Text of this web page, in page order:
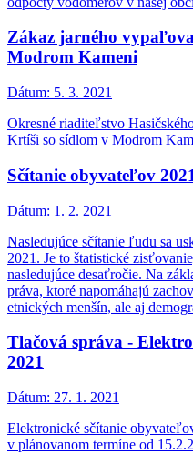
Zákaz jarného
Modrom Kameni
Dátum: 5. 3. 2021
Okresné riaditeľstvo
Krtíši so sídlom v Modrom
Sčítanie obyvateľov 2021
Dátum: 1. 2. 2021
Nasledujúce sčítanie ľudu sa
2021. Je to štatistické
nasledujúce desaťročie. Na
práva, ktoré napomáhajú
etnických menšín, ale aj
Tlačová správa -
2021
Dátum: 27. 1. 2021
Elektronické sčítanie
v plánovanom termíne od